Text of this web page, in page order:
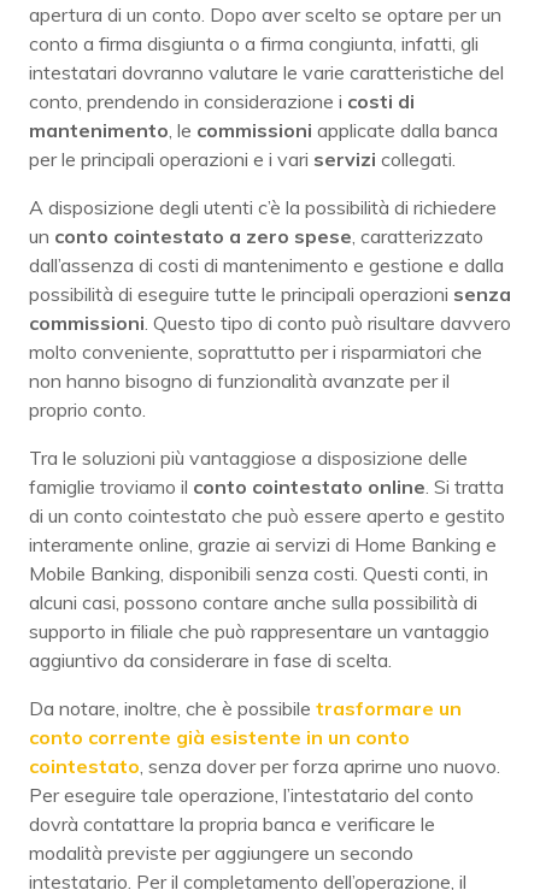
apertura di un conto. Dopo aver scelto se optare per un
conto a firma disgiunta o a firma congiunta, infatti, gli
intestatari dovranno valutare le varie caratteristiche del
conto, prendendo in considerazione i costi di
mantenimento, le commissioni applicate dalla banca
per le principali operazioni e i vari servizi collegati.
A disposizione degli utenti c’è la possibilità di richiedere
un conto cointestato a zero spese, caratterizzato
dall’assenza di costi di mantenimento e gestione e dalla
possibilità di eseguire tutte le principali operazioni senza
commissioni. Questo tipo di conto può risultare davvero
molto conveniente, soprattutto per i risparmiatori che
non hanno bisogno di funzionalità avanzate per il
proprio conto.
Tra le soluzioni più vantaggiose a disposizione delle
famiglie troviamo il conto cointestato online. Si tratta
di un conto cointestato che può essere aperto e gestito
interamente online, grazie ai servizi di Home Banking e
Mobile Banking, disponibili senza costi. Questi conti, in
alcuni casi, possono contare anche sulla possibilità di
supporto in filiale che può rappresentare un vantaggio
aggiuntivo da considerare in fase di scelta.
Da notare, inoltre, che è possibile trasformare un
conto corrente già esistente in un conto
cointestato, senza dover per forza aprirne uno nuovo.
Per eseguire tale operazione, l’intestatario del conto
dovrà contattare la propria banca e verificare le
modalità previste per aggiungere un secondo
intestatario. Per il completamento dell’operazione, il